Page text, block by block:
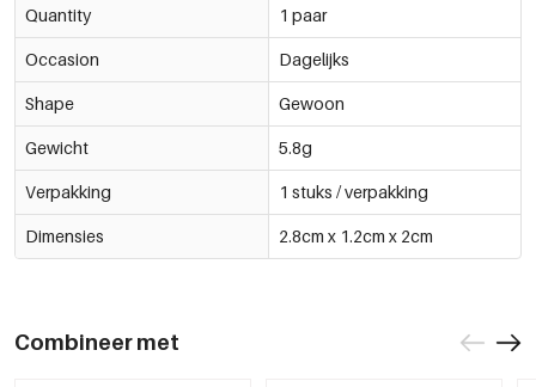
Quantity 1 paar
Occasion Dagelijks
Shape Gewoon
Gewicht 5.8g
Verpakking 1 stuks / verpakking
Dimensies 2.8cm x 1.2cm x 2cm
Combineer met